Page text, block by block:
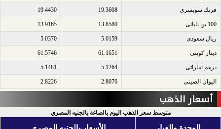
فرنك سويسرى​ 19.3608
19.4430
100 ين يابانى​ 13.8580
13.9165
ريال سعودى​ 5.0159
5.0370
دينار كويتى​ 61.1651
61.5746
درهم اماراتى​ 5.1264
5.1481
اليوان الصينى​ 2.8076
2.8226
أسعار الذهب
متوسط سعر الذهب اليوم بالصاغة بالجنيه المصري